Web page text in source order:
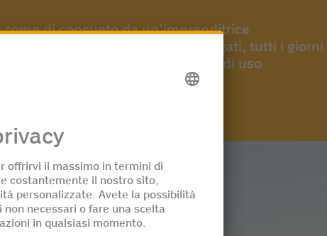
come di consueto da un'imprenditrice
di orari di apertura prolungati, tutti i giorni
prodotti freschi, snack e articoli di uso